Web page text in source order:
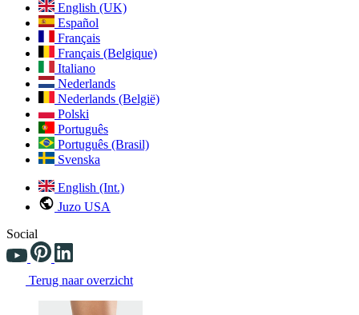
English (UK)
Español
Français
Français (Belgique)
Italiano
Nederlands
Nederlands (België)
Polski
Português
Português (Brasil)
Svenska
English (Int.)
Juzo USA
Social
Terug naar overzicht